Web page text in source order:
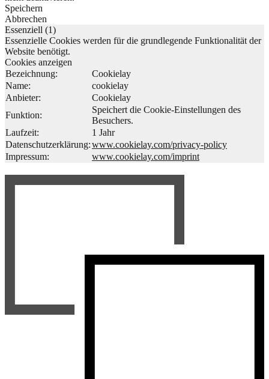
Speichern
Abbrechen
Essenziell (1)
Essenzielle Cookies werden für die grundlegende Funktionalität der
Website benötigt.
Cookies anzeigen
Bezeichnung:
Cookielay
Name:
cookielay
Anbieter:
Cookielay
Funktion:
Speichert die Cookie-Einstellungen des
Besuchers.
Laufzeit:
1 Jahr
Datenschutzerklärung:www.cookielay.com/privacy-policy
Impressum:
www.cookielay.com/imprint